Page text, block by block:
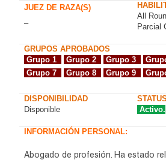
JUEZ DE RAZA(S)
–
All
Parcial
GRUPOS APROBADOS
Grupo 1
Grupo 2 Grupo 3
Grupo 7
Grupo 8 Grupo 9
DISPONIBILIDAD
Disponible
STATUS
Activo.
INFORMACIÓN PERSONAL:
Abogado de profesión. Ha estado